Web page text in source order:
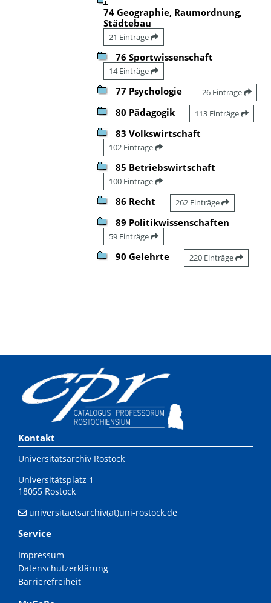
74 Geographie, Raumordnung,
Städtebau
21 Einträge
76 Sportwissenschaft
14 Einträge
77 Psychologie 26 Einträge
80 Pädagogik 113 Einträge
83 Volkswirtschaft
102 Einträge
85 Betriebswirtschaft
100 Einträge
86 Recht 262 Einträge
89 Politikwissenschaften
59 Einträge
90 Gelehrte 220 Einträge
Kontakt
Universitätsarchiv Rostock
Universitätsplatz 1
18055 Rostock
universitaetsarchiv(at)uni-rostock.de
Service
Impressum
Datenschutzerklärung
Barrierefreiheit